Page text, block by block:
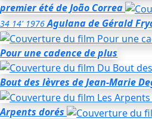
premier étéde João Correa
34 14' 1976 Agulanade Gérald
Pour une cadence de plus
Bout des lèvres de Jean-Marie
Arpents dorés